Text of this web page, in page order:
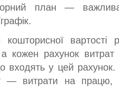
план —
кошторисної
а кожен рахунок
входять у цей
— витрати на працю,